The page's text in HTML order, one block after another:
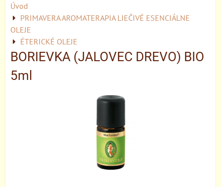
Úvod
PRIMAVERA AROMATERAPIA LIEČIVÉ ESENCIÁLNE
OLEJE
ÉTERICKÉ OLEJE
BORIEVKA (JALOVEC DREVO) BIO
5ml